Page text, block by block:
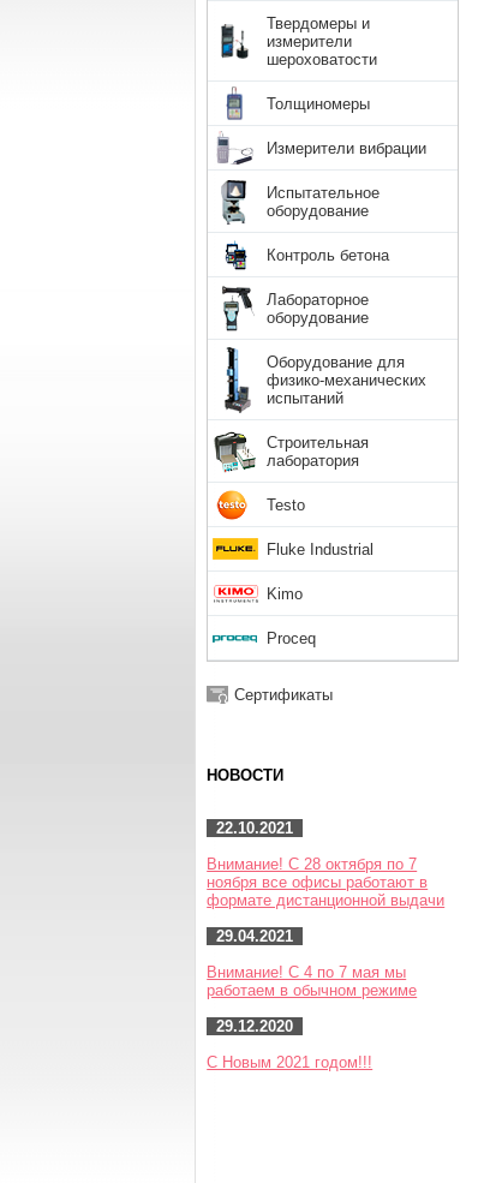
Твердомеры и
измерители
шероховатости
Толщиномеры
Измерители вибрации
Испытательное
оборудование
Контроль бетона
Лабораторное
оборудование
Оборудование для
физико-механических
испытаний
Строительная
лаборатория
Testo
Fluke Industrial
Kimo
Proceq
Сертификаты
НОВОСТИ
22.10.2021
Внимание! С 28 октября по 7
ноября все офисы работают в
формате дистанционной выдачи
29.04.2021
Внимание! С 4 по 7 мая мы
работаем в обычном режиме
29.12.2020
С Новым 2021 годом!!!